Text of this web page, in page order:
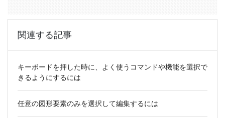
関連する記事
キーボードを押した時に、よく使うコマンドや機能を選択で
きるようにするには
任意の図形要素のみを選択して編集するには